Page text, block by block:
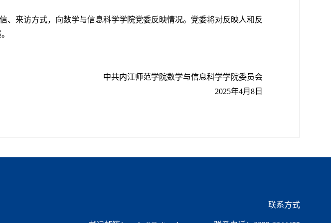
、来访方式，向数学与信息科学学院党委反映情况。党委将对反映人和反
中共内江师范学院数学与信息科学学院委员会
2025年4月8日
联系方式